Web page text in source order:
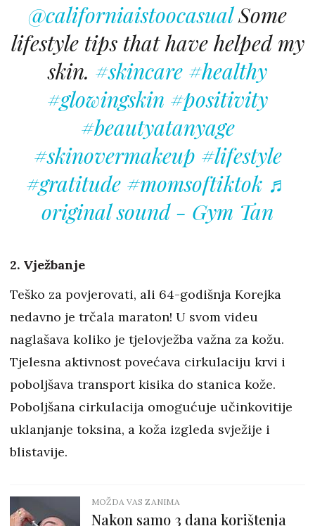
@californiaistoocasualSome
lifestyle tips that have helped my
skin. #skincare #healthy
#glowingskin #positivity
#beautyatanyage
#skinovermakeup #lifestyle
#gratitude #momsoftiktok ♬
original sound - Gym Tan
2. Vježbanje
Teško za povjerovati, ali 64-godišnja Korejka
nedavno je trčala maraton! U svom videu
naglašava koliko je tjelovježba važna za kožu.
Tjelesna aktivnost povećava cirkulaciju krvi i
poboljšava transport kisika do stanica kože.
Poboljšana cirkulacija omogućuje učinkovitije
uklanjanje toksina, a koža izgleda svježije i
blistavije.
MOŽDA VAS ZANIMA
Nakon samo 3 dana korištenja